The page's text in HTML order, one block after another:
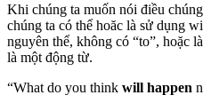
Khi chúng ta muốn nói điều
chúng ta có thể hoăc là sử dụng
nguyên thể, không có “to”, hoặc
là một động từ.
“What do you think will happen